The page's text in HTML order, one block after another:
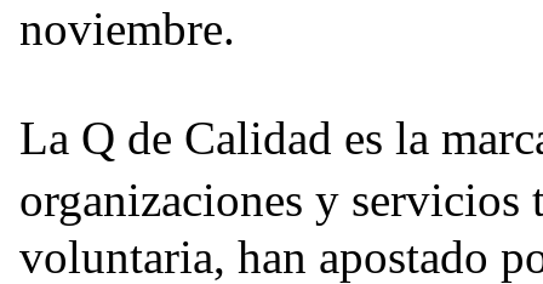
noviembre.
La Q de Calidad es la
organizaciones y
voluntaria, han apostado